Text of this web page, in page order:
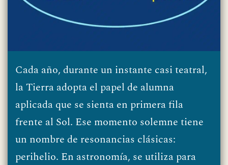
Cada año, durante un instante casi teatral,
la Tierra adopta el papel de alumna
aplicada que se sienta en primera fila
frente al Sol. Ese momento solemne tiene
un nombre de resonancias clásicas:
perihelio. En astronomía, se utiliza para